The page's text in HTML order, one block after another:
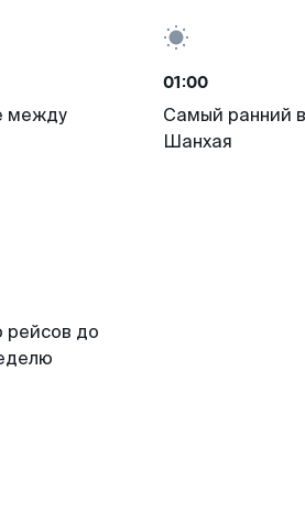
между
01:00
Самый ранний
Шанхая
рейсов до